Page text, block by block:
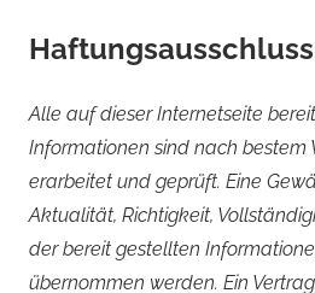
Haftungsausschluss
Alle auf dieser Internetseite
Informationen sind nach bestem
erarbeitet und geprüft. Eine
Aktualität, Richtigkeit,
der bereit gestellten
übernommen werden. Ein